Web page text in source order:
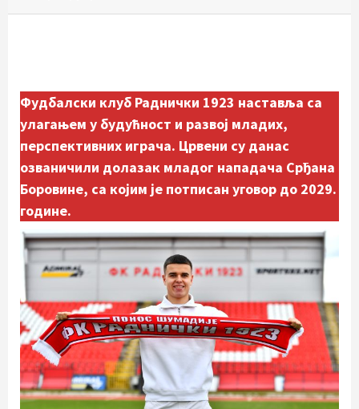
Фудбалски клуб Раднички 1923 наставља са
улагањем у будућност и развој младих,
перспективних играча. Црвени су данас
озваничили долазак младог нападача Срђана
Боровине, са којим је потписан уговор до 2029.
године.